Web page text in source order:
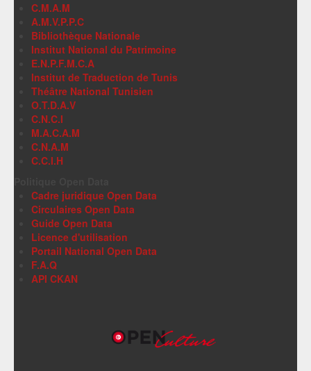
C.M.A.M
A.M.V.P.P.C
Bibliothèque Nationale
Institut National du Patrimoine
E.N.P.F.M.C.A
Institut de Traduction de Tunis
Théâtre National Tunisien
O.T.D.A.V
C.N.C.I
M.A.C.A.M
C.N.A.M
C.C.I.H
Cadre juridique Open Data
Circulaires Open Data
Guide Open Data
Licence d'utilisation
Portail National Open Data
F.A.Q
API CKAN